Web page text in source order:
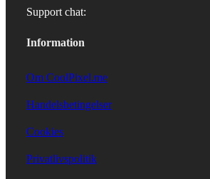
Support chat:
Information
Om CoolPixel.me
Handelsbetingelser
Cookies
Privatlivspolitik